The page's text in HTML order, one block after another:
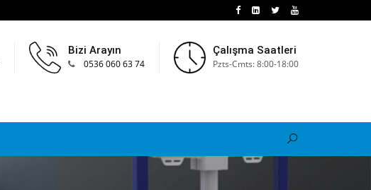
Bizi Arayın
0536 060 63 74
Çalışma Saatleri
Pzts-Cmts: 8:00-18:00